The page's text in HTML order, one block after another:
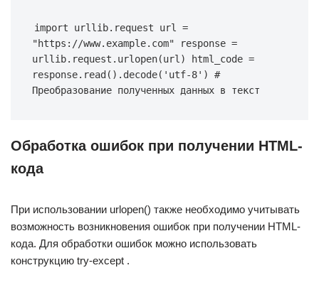
import urllib.request url =
"https://www.example.com" response =
urllib.request.urlopen(url) html_code =
response.read().decode('utf-8') #
Преобразование полученных данных в текст
Обработка ошибок при получении HTML-
кода
При использовании urlopen() также необходимо учитывать
возможность возникновения ошибок при получении HTML-
кода. Для обработки ошибок можно использовать
конструкцию try-except .